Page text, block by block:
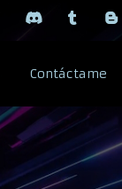
Contáctame